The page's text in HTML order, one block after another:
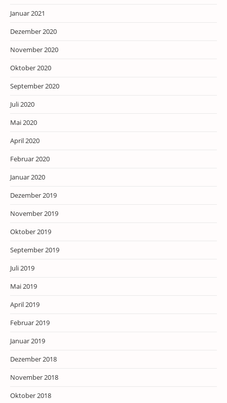
Januar 2021
Dezember 2020
November 2020
Oktober 2020
September 2020
Juli 2020
Mai 2020
April 2020
Februar 2020
Januar 2020
Dezember 2019
November 2019
Oktober 2019
September 2019
Juli 2019
Mai 2019
April 2019
Februar 2019
Januar 2019
Dezember 2018
November 2018
Oktober 2018